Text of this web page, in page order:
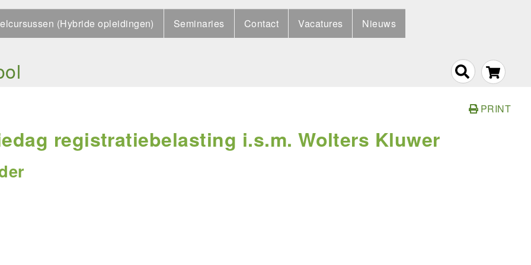
(Hybride opleidingen) Seminaries Contact Vacatures Nieuws
PRINT
registratiebelasting i.s.m. Wolters Kluwer